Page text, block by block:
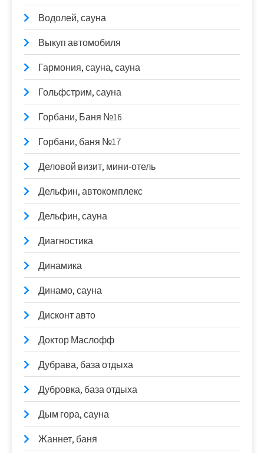
Водолей, сауна
Выкуп автомобиля
Гармония, сауна, сауна
Гольфстрим, сауна
Горбани, Баня №16
Горбани, баня №17
Деловой визит, мини-отель
Дельфин, автокомплекс
Дельфин, сауна
Диагностика
Динамика
Динамо, сауна
Дисконт авто
Доктор Маслофф
Дубрава, база отдыха
Дубровка, база отдыха
Дым гора, сауна
Жаннет, баня